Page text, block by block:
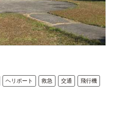
ヘリポート 救急 交通 飛行機